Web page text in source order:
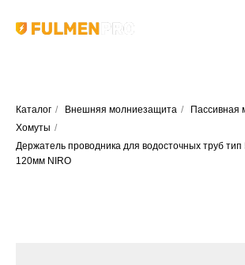
Каталог / Внешняя молниезащита / Пассивная
Хомуты /
Держатель проводника для водосточных труб
120мм NIRO